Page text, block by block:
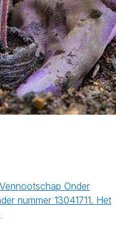
Onder
nummer 13041711. Het